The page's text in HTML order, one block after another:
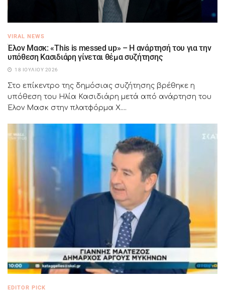
VIRAL NEWS
Έλον Μασκ: «This is messed up» – Η ανάρτησή του για την
υπόθεση Κασιδιάρη γίνεται θέμα συζήτησης
18 ΙΟΥΛΊΟΥ 2026
Στο επίκεντρο της δημόσιας συζήτησης βρέθηκε η
υπόθεση του Ηλία Κασιδιάρη μετά από ανάρτηση του
Έλον Μασκ στην πλατφόρμα X....
EDITOR PICK